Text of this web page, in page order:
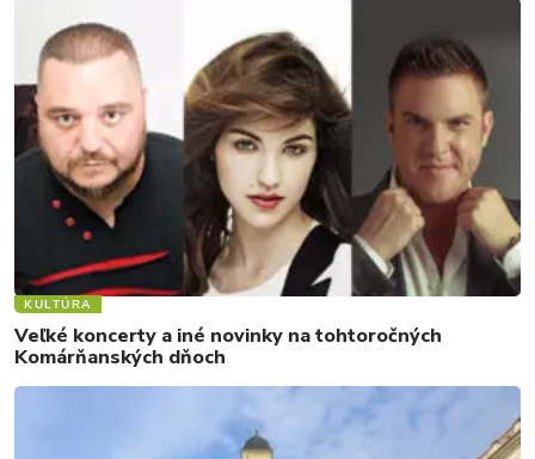
KULTÚRA
Veľké koncerty a iné novinky na tohtoročných
Komárňanských dňoch